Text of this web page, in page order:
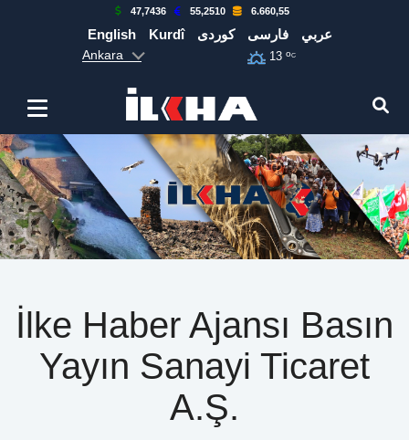
47,7436 55,2510 6.660,55
English Kurdî كوردی فارسی عربي
Ankara 13oC
İlke Haber Ajansı Basın
Yayın Sanayi Ticaret
A.Ş.